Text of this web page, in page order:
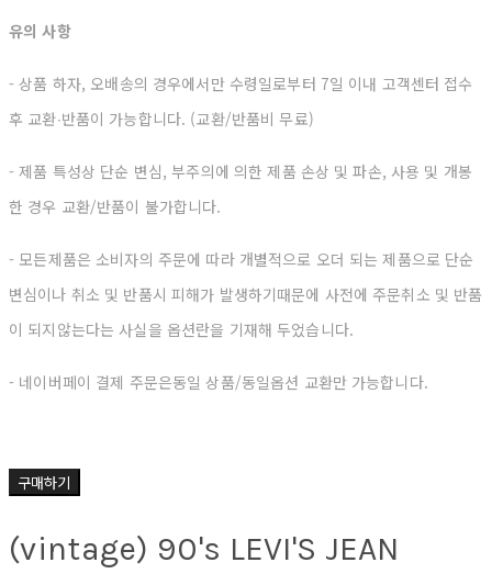
유의 사항
- 상품 하자, 오배송의 경우에서만 수령일로부터 7일 이내 고객센터 접수
후 교환∙반품이 가능합니다. (교환/반품비 무료)
- 제품 특성상 단순 변심, 부주의에 의한 제품 손상 및 파손, 사용 및 개봉
한 경우 교환/반품이 불가합니다.
- 모든제품은 소비자의 주문에 따라 개별적으로 오더 되는 제품으로 단순
변심이나 취소 및 반품시 피해가 발생하기때문에 사전에 주문취소 및 반품
이 되지않는다는 사실을 옵션란을 기재해 두었습니다.
- 네이버페이 결제 주문은동일 상품/동일옵션 교환만 가능합니다.
구매하기
(vintage) 90's LEVI'S JEAN